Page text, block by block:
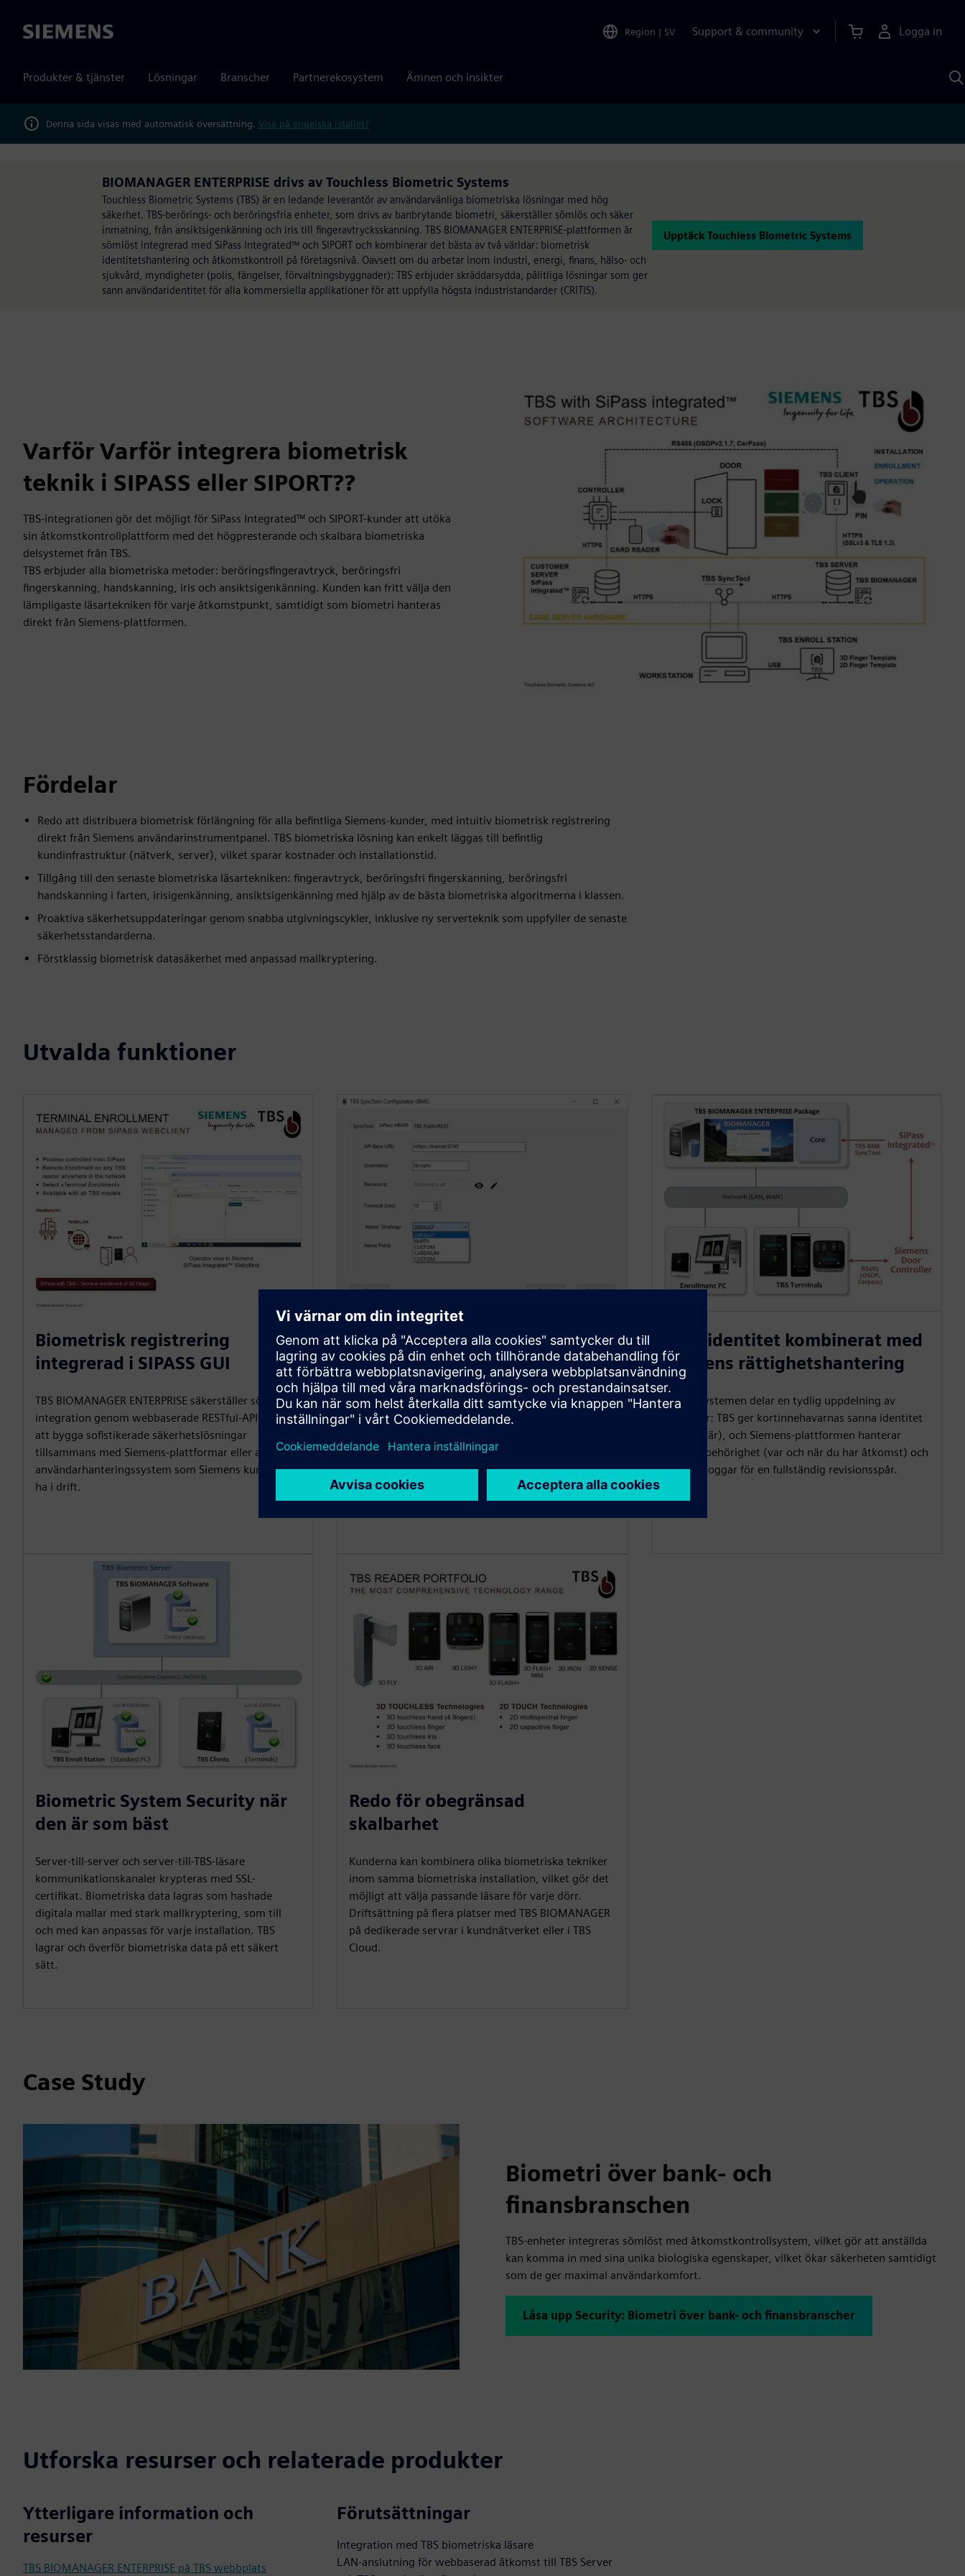
Siemens Region | SV Support & community Logga in
Produkter & tjänster Lösningar Branscher Partnerekosystem Ämnen och insikter
Denna sida visas med automatisk översättning. Visa på engelska istället?
BIOMANAGER ENTERPRISE drivs av Touchless Biometric Systems
Touchless Biometric Systems (TBS) är en ledande leverantör av användarvänliga biometriska lösningar med hög
säkerhet. TBS-berörings- och beröringsfria enheter, som drivs av banbrytande biometri, säkerställer sömlös och säker
inmatning, från ansiktsigenkänning och iris till fingeravtrycksskanning. TBS BIOMANAGER ENTERPRISE-plattformen är
sömlöst integrerad med SiPass Integrated™ och SIPORT och kombinerar det bästa av två världar: biometrisk
identitetshantering och åtkomstkontroll på företagsnivå. Oavsett om du arbetar inom industri, energi, finans, hälso- och
sjukvård, myndigheter (polis, fängelser, förvaltningsbyggnader): TBS erbjuder skräddarsydda, pålitliga lösningar som ger
sann användaridentitet för alla kommersiella applikationer för att uppfylla högsta industristandarder (CRITIS).
Upptäck Touchless Biometric Systems
Varför Varför integrera biometrisk
teknik i SIPASS eller SIPORT??
TBS-integrationen gör det möjligt för SiPass Integrated™ och SIPORT-kunder att utöka
sin åtkomstkontrollplattform med det högpresterande och skalbara biometriska
delsystemet från TBS.
TBS erbjuder alla biometriska metoder: beröringsfingeravtryck, beröringsfri
fingerskanning, handskanning, iris och ansiktsigenkänning. Kunden kan fritt välja den
lämpligaste läsartekniken för varje åtkomstpunkt, samtidigt som biometri hanteras
direkt från Siemens-plattformen.
Fördelar
Redo att distribuera biometrisk förlängning för alla befintliga Siemens-kunder, med intuitiv biometrisk registrering
direkt från Siemens användarinstrumentpanel. TBS biometriska lösning kan enkelt läggas till befintlig
kundinfrastruktur (nätverk, server), vilket sparar kostnader och installationstid.
Tillgång till den senaste biometriska läsartekniken: fingeravtryck, beröringsfri fingerskanning, beröringsfri
handskanning i farten, irisigenkänning, ansiktsigenkänning med hjälp av de bästa biometriska algoritmerna i klassen.
Proaktiva säkerhetsuppdateringar genom snabba utgivningscykler, inklusive ny serverteknik som uppfyller de senaste
säkerhetsstandarderna.
Förstklassig biometrisk datasäkerhet med anpassad mallkryptering.
Utvalda funktioner
Biometrisk registrering
integrerad i SIPASS GUI
TBS BIOMANAGER ENTERPRISE säkerställer sömlös
integration genom webbaserade RESTful-API:er för
att bygga sofistikerade säkerhetslösningar
tillsammans med Siemens-plattformar eller andra
användarhanteringssystem som Siemens kund kan
ha i drift.
Automatiserad
kortinnehavarsynkronisering
till TBS biometriska delsystem
Kortinnehavare hanteras fullt ut i Siemens-
plattformen: operatörer kan använda det välbekanta
TBS-delsystemet, vilket gör det möjligt att läsa RFID-
Äkta identitet kombinerat med
Siemens rättighetshantering
De två systemen delar en tydlig uppdelning av
uppgifter: TBS ger kortinnehavarnas sanna identitet
(vem du är), och Siemens-plattformen hanterar
åtkomstbehörighet (var och när du har åtkomst) och
åtkomstloggar för en fullständig revisionsspår.
Biometric System Security när
den är som bäst
Server-till-server och server-till-TBS-läsare
kommunikationskanaler krypteras med SSL-
certifikat. Biometriska data lagras som hashade
digitala mallar med stark mallkryptering, som till
och med kan anpassas för varje installation. TBS
lagrar och överför biometriska data på ett säkert
sätt.
Redo för obegränsad
skalbarhet
Kunderna kan kombinera olika biometriska tekniker
inom samma biometriska installation, vilket gör det
möjligt att välja passande läsare för varje dörr.
Driftsättning på flera platser med TBS BIOMANAGER
på dedikerade servrar i kundnätverket eller i TBS
Cloud.
Case Study
Biometri över bank- och
finansbranschen
TBS-enheter integreras sömlöst med åtkomstkontrollsystem, vilket gör att anställda
kan komma in med sina unika biologiska egenskaper, vilket ökar säkerheten samtidigt
som de ger maximal användarkomfort.
Låsa upp Security: Biometri över bank- och finansbranscher
Utforska resurser och relaterade produkter
Ytterligare information och
resurser
TBS BIOMANAGER ENTERPRISE på TBS webbplats
Förutsättningar
Integration med TBS biometriska läsare
LAN-anslutning för webbaserad åtkomst till TBS Server